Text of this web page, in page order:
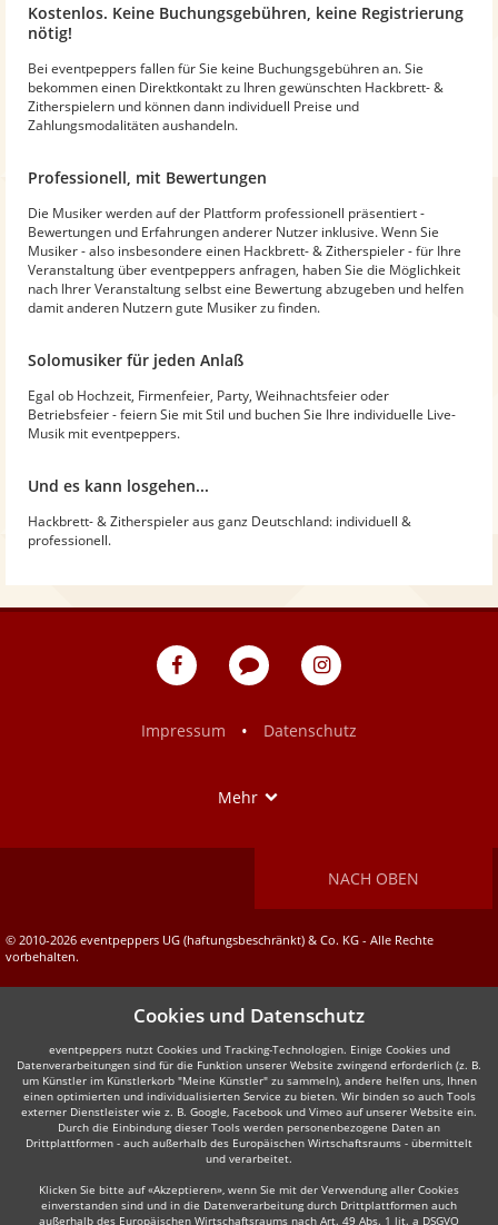
Kostenlos. Keine Buchungsgebühren, keine Registrierung
nötig!
Bei eventpeppers fallen für Sie keine Buchungsgebühren an. Sie
bekommen einen Direktkontakt zu Ihren gewünschten Hackbrett- &
Zitherspielern und können dann individuell Preise und
Zahlungsmodalitäten aushandeln.
Professionell, mit Bewertungen
Die Musiker werden auf der Plattform professionell präsentiert -
Bewertungen und Erfahrungen anderer Nutzer inklusive. Wenn Sie
Musiker - also insbesondere einen Hackbrett- & Zitherspieler - für Ihre
Veranstaltung über eventpeppers anfragen, haben Sie die Möglichkeit
nach Ihrer Veranstaltung selbst eine Bewertung abzugeben und helfen
damit anderen Nutzern gute Musiker zu finden.
Solomusiker für jeden Anlaß
Egal ob Hochzeit, Firmenfeier, Party, Weihnachtsfeier oder
Betriebsfeier - feiern Sie mit Stil und buchen Sie Ihre individuelle Live-
Musik mit eventpeppers.
Und es kann losgehen...
Hackbrett- & Zitherspieler aus ganz Deutschland: individuell &
professionell.
eventpeppers
Blog
eventpeppers
Impressum
• Datenschutz
Mehr
NACH OBEN
© 2010-2026 eventpeppers UG (haftungsbeschränkt) & Co. KG - Alle Rechte
vorbehalten.
Cookies und Datenschutz
eventpeppers nutzt Cookies und Tracking-Technologien. Einige Cookies und
Datenverarbeitungen sind für die Funktion unserer Website zwingend erforderlich (z. B.
um Künstler im Künstlerkorb "Meine Künstler" zu sammeln), andere helfen uns, Ihnen
einen optimierten und individualisierten Service zu bieten. Wir binden so auch Tools
externer Dienstleister wie z. B. Google, Facebook und Vimeo auf unserer Website ein.
Durch die Einbindung dieser Tools werden personenbezogene Daten an
Drittplattformen - auch außerhalb des Europäischen Wirtschaftsraums - übermittelt
und verarbeitet.
Klicken Sie bitte auf «Akzeptieren», wenn Sie mit der Verwendung aller Cookies
einverstanden sind und in die Datenverarbeitung durch Drittplattformen auch
außerhalb des Europäischen Wirtschaftsraums nach Art. 49 Abs. 1 lit. a DSGVO